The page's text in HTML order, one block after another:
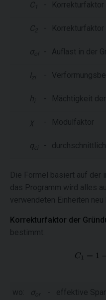
C 1 -
C2 -
σ - Auflast in der
Izi -
h - Mächtigkeit der
χ - Modulfaktor
q -
Die Formel basiert auf der
das Programm wird alles
verwendeten Einheiten neu
Korrekturfaktor der
bestimmt:
wo: σ or - effektive